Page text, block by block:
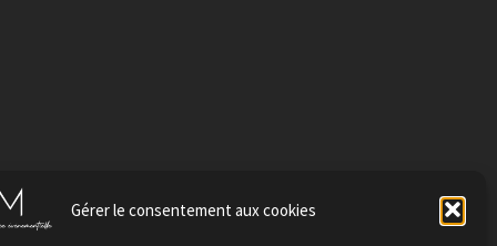
Gérer le consentement aux cookies